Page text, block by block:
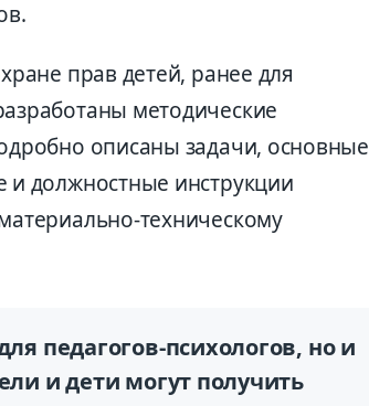
прав детей, ранее для
методические
описаны задачи, основные
и должностные инструкции
техническому
педагогов-психологов, но и
и дети могут получить